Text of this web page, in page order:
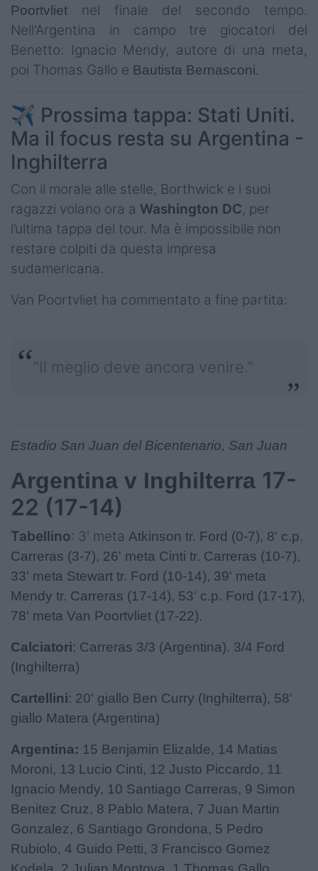
Poortvliet nel finale del secondo tempo.
Nell'Argentina in campo tre giocatori del
Benetto: Ignacio Mendy, autore di una meta,
poi Thomas Gallo e Bautista Bernasconi.
✈️ Prossima tappa: Stati Uniti.
Ma il focus resta su Argentina -
Inghilterra
Con il morale alle stelle, Borthwick e i suoi
ragazzi volano ora a Washington DC, per
l’ultima tappa del tour. Ma è impossibile non
restare colpiti da questa impresa
sudamericana.
Van Poortvliet ha commentato a fine partita:
“Il meglio deve ancora venire.”
Estadio San Juan del Bicentenario, San Juan
Argentina v Inghilterra 17-
22 (17-14)
Tabellino: 3' meta Atkinson tr. Ford (0-7), 8' c.p.
Carreras (3-7), 26' meta Cinti tr. Carreras (10-7),
33' meta Stewart tr. Ford (10-14), 39' meta
Mendy tr. Carreras (17-14), 53' c.p. Ford (17-17),
78' meta Van Poortvliet (17-22).
Calciatori: Carreras 3/3 (Argentina). 3/4 Ford
(Inghilterra)
Cartellini: 20' giallo Ben Curry (Inghilterra), 58'
giallo Matera (Argentina)
Argentina: 15 Benjamin Elizalde, 14 Matias
Moroni, 13 Lucio Cinti, 12 Justo Piccardo, 11
Ignacio Mendy, 10 Santiago Carreras, 9 Simon
Benitez Cruz, 8 Pablo Matera, 7 Juan Martin
Gonzalez, 6 Santiago Grondona, 5 Pedro
Rubiolo, 4 Guido Petti, 3 Francisco Gomez